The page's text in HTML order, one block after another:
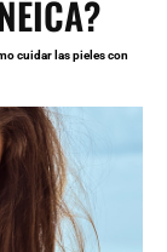
cuidar las pieles con